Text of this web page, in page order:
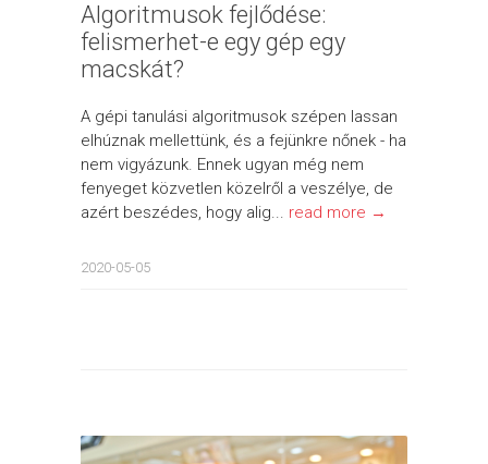
Algoritmusok fejlődése:
felismerhet-e egy gép egy
macskát?
A gépi tanulási algoritmusok szépen lassan
elhúznak mellettünk, és a fejünkre nőnek - ha
nem vigyázunk. Ennek ugyan még nem
fenyeget közvetlen közelről a veszélye, de
azért beszédes, hogy alig... read more →
2020-05-05